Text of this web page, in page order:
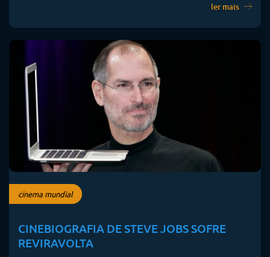
ler mais
cinema mundial
CINEBIOGRAFIA DE STEVE JOBS SOFRE
REVIRAVOLTA